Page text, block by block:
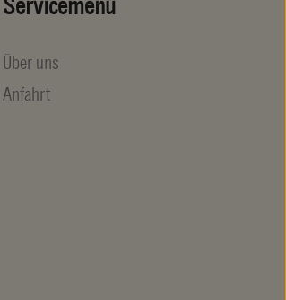
Servicemenü
Über uns
Anfahrt